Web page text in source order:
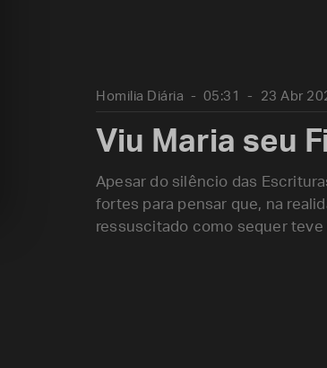
Homilia Diária 05:31 23 Abr
Viu Maria seu
Apesar do silêncio das
fortes para pensar que, na
ressuscitado como sequer teve